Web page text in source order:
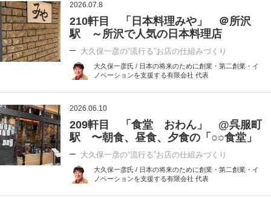
2026.07.8
210軒目 「日本料理みや」 ＠所沢
駅 ～所沢で人気の日本料理店
大久保一彦の“流行る”お店の仕組みづくり
大久保一彦氏 / 日本の将来のために創業・第二創業・イ
ノベーションを支援する有限会社 代表
2026.06.10
209軒目 「食堂 おわん」 @呉服町
駅 〜朝食、昼食、夕食の「○○食堂」
大久保一彦の“流行る”お店の仕組みづくり
大久保一彦氏 / 日本の将来のために創業・第二創業・イ
ノベーションを支援する有限会社 代表